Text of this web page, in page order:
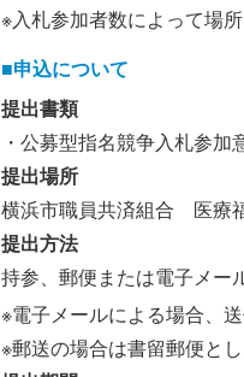
※入札参加者数によって場
■申込について
提出書類
・公募型指名競争入札参加
提出場所
横浜市職員共済組合 医療
提出方法
持参、郵便または電子メー
※電子メールによる場合、
※郵送の場合は書留郵便とし